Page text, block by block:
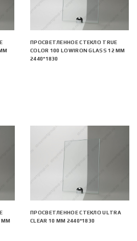
ММ
ПРОСВЕТЛЕННОЕ СТЕКЛО TRUE
COLOR 100 LOWIRON GLASS 12 ММ
2440*1830
ММ
ПРОСВЕТЛЕННОЕ СТЕКЛО ULTRA
CLEAR 10 ММ 2440*1830